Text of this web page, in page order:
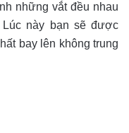
những vắt đều nhau
này bạn sẽ được
bay lên không trung